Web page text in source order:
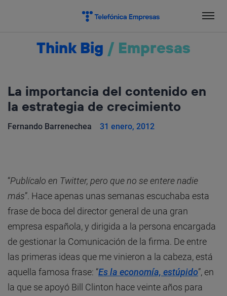
Think Big / Empresas
La importancia del contenido en
la estrategia de crecimiento
Fernando Barrenechea 31 enero, 2012
“Publícalo en Twitter, pero que no seenterenadie
más”. Hace apenas unas semanas escuchaba esta
frase de boca del director general de una gran
empresa española, y dirigida a la persona encargada
de gestionar la Comunicación de la firma. De entre
las primeras ideas que me vinieron a la cabeza, está
aquella famosa frase: “Es la economía, estúpido”, en
la que se apoyó Bill Clinton hace veinte años para